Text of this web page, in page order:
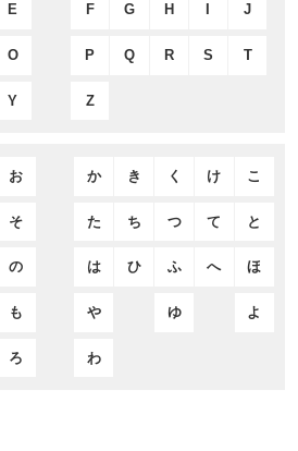
E F G H J
O P Q R S T
Y Z
お か き く け こ
そ た ち つ て と
の は ひ ふ へ ほ
も や ゆ よ
ろ わ